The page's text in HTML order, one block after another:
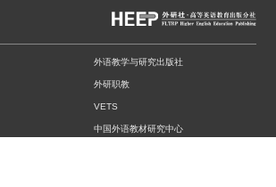
外语教学与研究出版社
外研职教
VETS
中国外语教材研究中心